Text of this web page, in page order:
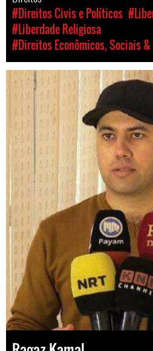
#Direitos Civis e Políticos
#Liberdade Religiosa
#Direitos Econômicos, Sociais